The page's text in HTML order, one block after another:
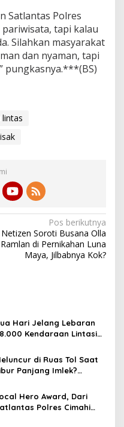
Satlantas Polres
tapi kalau
Silahkan masyarakat
dan nyaman, tapi
pungkasnya.***(BS)
lintas
Pos berikutnya
Netizen Soroti Busana Olla
Ramlan di Pernikahan Luna
Maya, Jilbabnya Kok?
Hari Jelang Lebaran
Kendaraan Lintasi
Rekayasa
di Ruas Tol Saat
Panjang Imlek?
Lalu Lintas
Hero Award, Dari
Polres Cimahi